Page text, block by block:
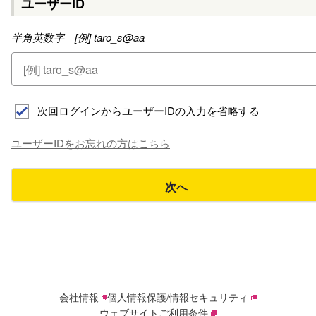
半角英数字 [例] taro_s@aa
次回ログインからユーザーIDの入力を省略する
ユーザーIDをお忘れの方はこちら
次へ
会社情報
個人情報保護/情報セキュリティ
ウェブサイトご利用条件